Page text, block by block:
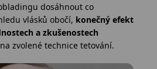
dosáhnout co
vlásků obočí, konečný efekt
a zkušenostech
zvolené technice tetování.